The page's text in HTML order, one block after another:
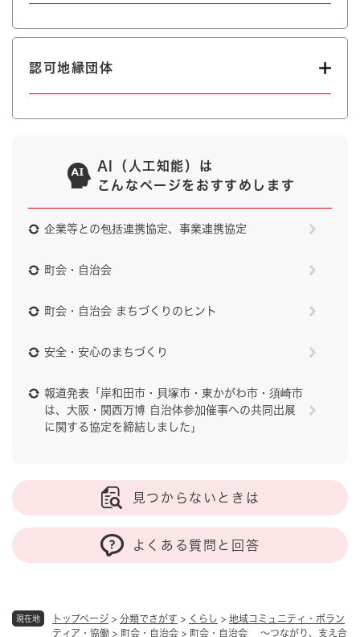
現在地 トップページ > 分類でさがす > くらし > 地域コミュニティ・ボラン
ティア・協働 > 町会・自治会 > 町会・自治会 ～つながり、支え合
認可地縁団体
AI（人工知能）は
こんなページをおすすめします
企業等との包括連携協定、事業連携協定
町会・自治会
町会・自治会 まちづくりのヒント
安全・安心のまちづくり
報道発表「岸和田市・貝塚市・東かがわ市・須崎市
は、大阪・関西万博 自治体参加催事への共同出展
に関する協定を締結しました」
見つからないときは
よくある質問と回答